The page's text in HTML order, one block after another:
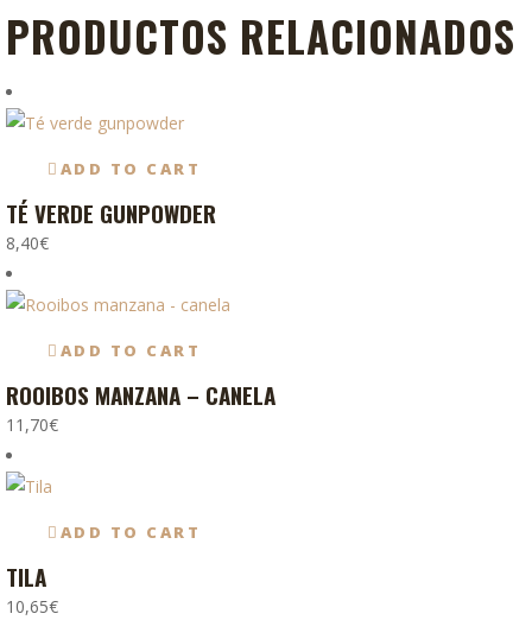
PRODUCTOS RELACIONADOS
ADD TO CART
TÉ VERDE GUNPOWDER
8,40€
ADD TO CART
ROOIBOS MANZANA – CANELA
11,70€
ADD TO CART
TILA
10,65€